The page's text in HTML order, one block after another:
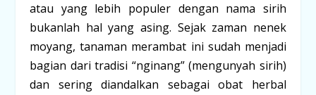
atau yang lebih populer dengan nama sirih
bukanlah hal yang asing. Sejak zaman nenek
moyang, tanaman merambat ini sudah menjadi
bagian dari tradisi “nginang” (mengunyah sirih)
dan sering diandalkan sebagai obat herbal